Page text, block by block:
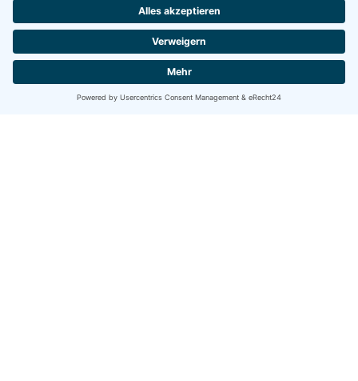
Mehr Informationen Akzeptieren
powered byUsercentrics Consent Management Platform
eRecht24
Kaufland Dienstleistung Mitte GmbH & Co. KG